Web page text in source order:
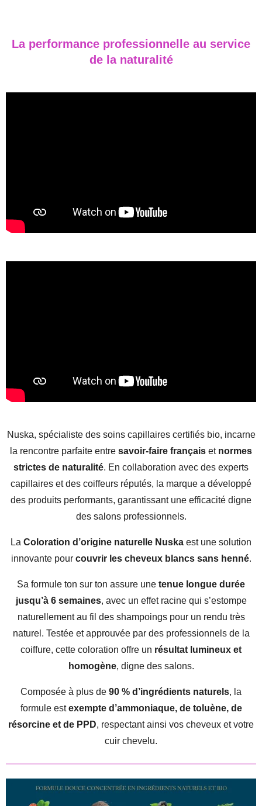
e
e
e
e
La performance professionnelle au service
de la naturalité
Nuska, spécialiste des soins capillaires certifiés bio, incarne
la rencontre parfaite entre savoir-faire français et normes
strictes de naturalité. En collaboration avec des experts
capillaires et des coiffeurs réputés, la marque a développé
des produits performants, garantissant une efficacité digne
des salons professionnels.
La Coloration d’origine naturelle Nuska est une solution
innovante pour couvrir les cheveux blancs sans henné.
Sa formule ton sur ton assure une tenue longue durée
jusqu’à 6 semaines, avec un effet racine qui s’estompe
naturellement au fil des shampoings pour un rendu très
naturel. Testée et approuvée par des professionnels de la
coiffure, cette coloration offre un résultat lumineux et
homogène, digne des salons.
Composée à plus de 90 % d’ingrédients naturels, la
formule estexempte d’ammoniaque, de toluène, de
résorcine et de PPD, respectant ainsi vos cheveux et votre
cuir chevelu.